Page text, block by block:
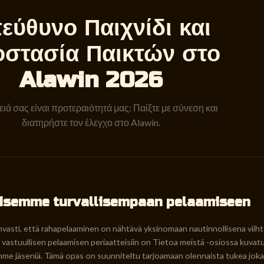
Παιχνίδι και
Παικτών στο
Alawin 2026
σας είναι προτεραιότητά μας: Παίξτε με σύνεση και
διατηρήστε τον έλεγχο στο Alawin.
turvallisempaan pelaamiseen
että rahapelaaminen on nähtävä yksinomaan nautinnollisena
pelaamisen periaatteisiin on Tietoa meistä -osiossa
jäseniä. Tämä opas on suunniteltu tarjoamaan olennaista tukea